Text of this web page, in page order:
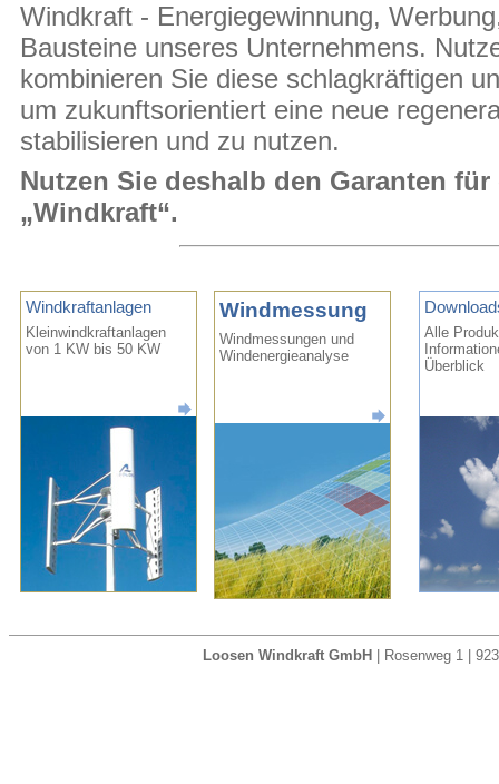
Windkraft - Energiegewinnung,
Bausteine unseres Unternehmens.
kombinieren Sie diese schlagkräftigen
um zukunftsorientiert eine neue
stabilisieren und zu nutzen.
Nutzen Sie deshalb den Garanten
„Windkraft“.
Windkraftanlagen
Kleinwindkraftanlagen
von 1 KW bis 50 KW
Windmessung
Windmessungen und
Windenergieanalyse
Alle
Überblick
Loosen Windkraft GmbH | Rosenweg 1 |